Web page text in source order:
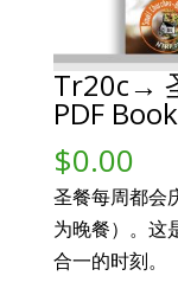
Tr20c→
PDF
$0.00
圣餐每周都会
为晚餐）。这
合一的时刻。